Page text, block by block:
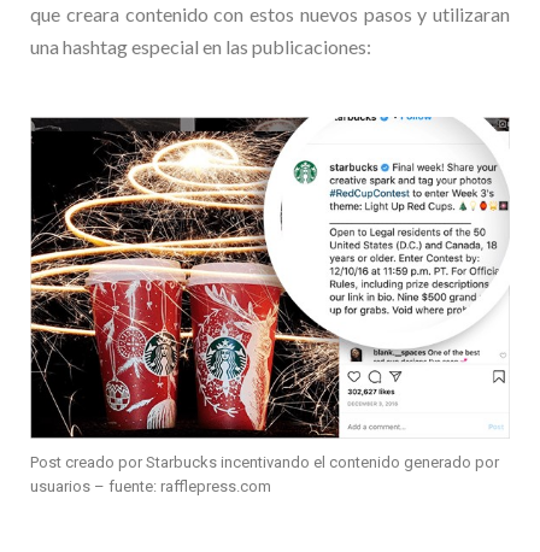
que creara contenido con estos nuevos pasos y utilizaran
una hashtag especial en las publicaciones:
Post creado por Starbucks incentivando el contenido generado por
usuarios – fuente: rafflepress.com